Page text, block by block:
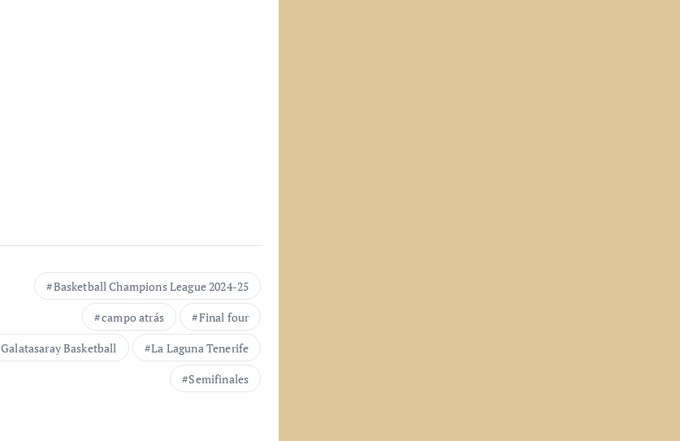
Basketball Champions League 2024-25
campo atrás
Final four
Galatasaray Basketball
La Laguna Tenerife
Semifinales